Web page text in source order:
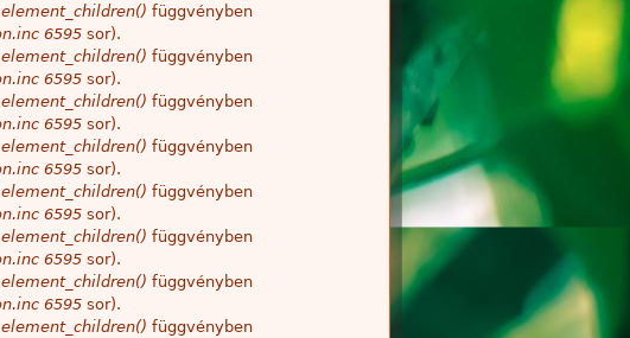
element_children() függvényben
6595 sor).
element_children() függvényben
6595 sor).
element_children() függvényben
6595 sor).
element_children() függvényben
6595 sor).
element_children() függvényben
6595 sor).
element_children() függvényben
6595 sor).
element_children() függvényben
6595 sor).
element_children() függvényben